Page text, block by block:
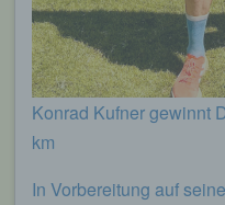
Konrad Kufner gewinnt
km
In Vorbereitung auf